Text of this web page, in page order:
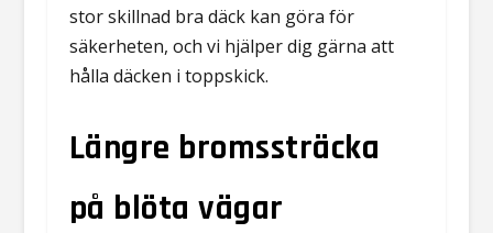
stor skillnad bra däck kan göra för
säkerheten, och vi hjälper dig gärna att
hålla däcken i toppskick.
Längre bromssträcka
på blöta vägar